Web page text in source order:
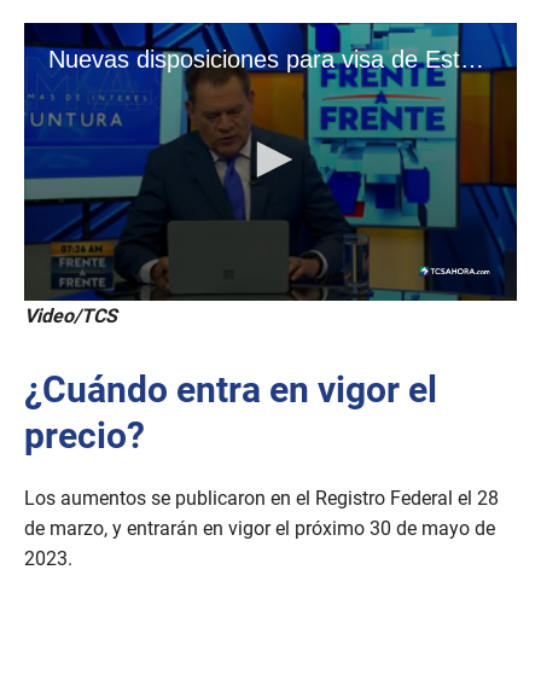
Video/TCS
¿Cuándo entra en vigor el
precio?
Los aumentos se publicaron en el Registro Federal el 28
de marzo, y entrarán en vigor el próximo 30 de mayo de
2023.